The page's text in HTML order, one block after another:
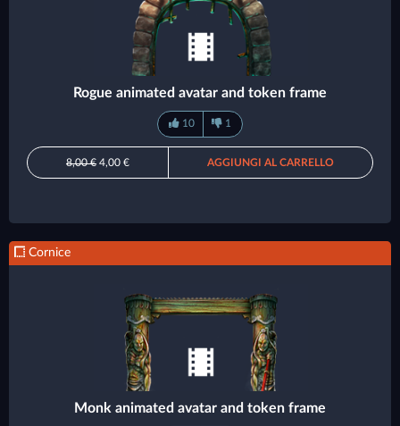
Rogue animated avatar and token frame
10 1
8,00 € 4,00 € AGGIUNGI AL CARRELLO
Cornice
Monk animated avatar and token frame